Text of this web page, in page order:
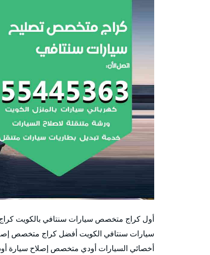
أول كراج متخصص سيارات سنتافي بالكويت
سيارات سنتافي الكويت أفضل كراج متخصص
أخصائي السيارات أودي متخصص إصلاح سيارة